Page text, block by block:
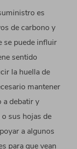
es
de carbono y
se puede influir
sentido
la huella de
mantener
a debatir y
sus hojas de
a algunos
para que vean